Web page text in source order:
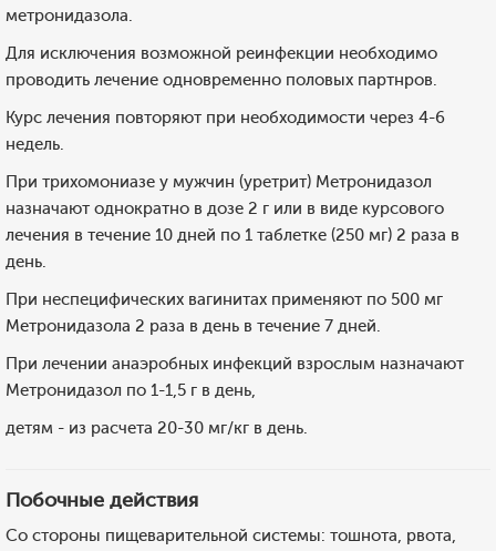
метронидазола.
Для исключения возможной реинфекции необходимо
проводить лечение одновременно половых партнров.
Курс лечения повторяют при необходимости через 4-6
недель.
При трихомониазе у мужчин (уретрит) Метронидазол
назначают однократно в дозе 2 г или в виде курсового
лечения в течение 10 дней по 1 таблетке (250 мг) 2 раза в
день.
При неспецифических вагинитах применяют по 500 мг
Метронидазола 2 раза в день в течение 7 дней.
При лечении анаэробных инфекций взрослым назначают
Метронидазол по 1-1,5 г в день,
детям - из расчета 20-30 мг/кг в день.
Побочные действия
Со стороны пищеварительной системы: тошнота, рвота,